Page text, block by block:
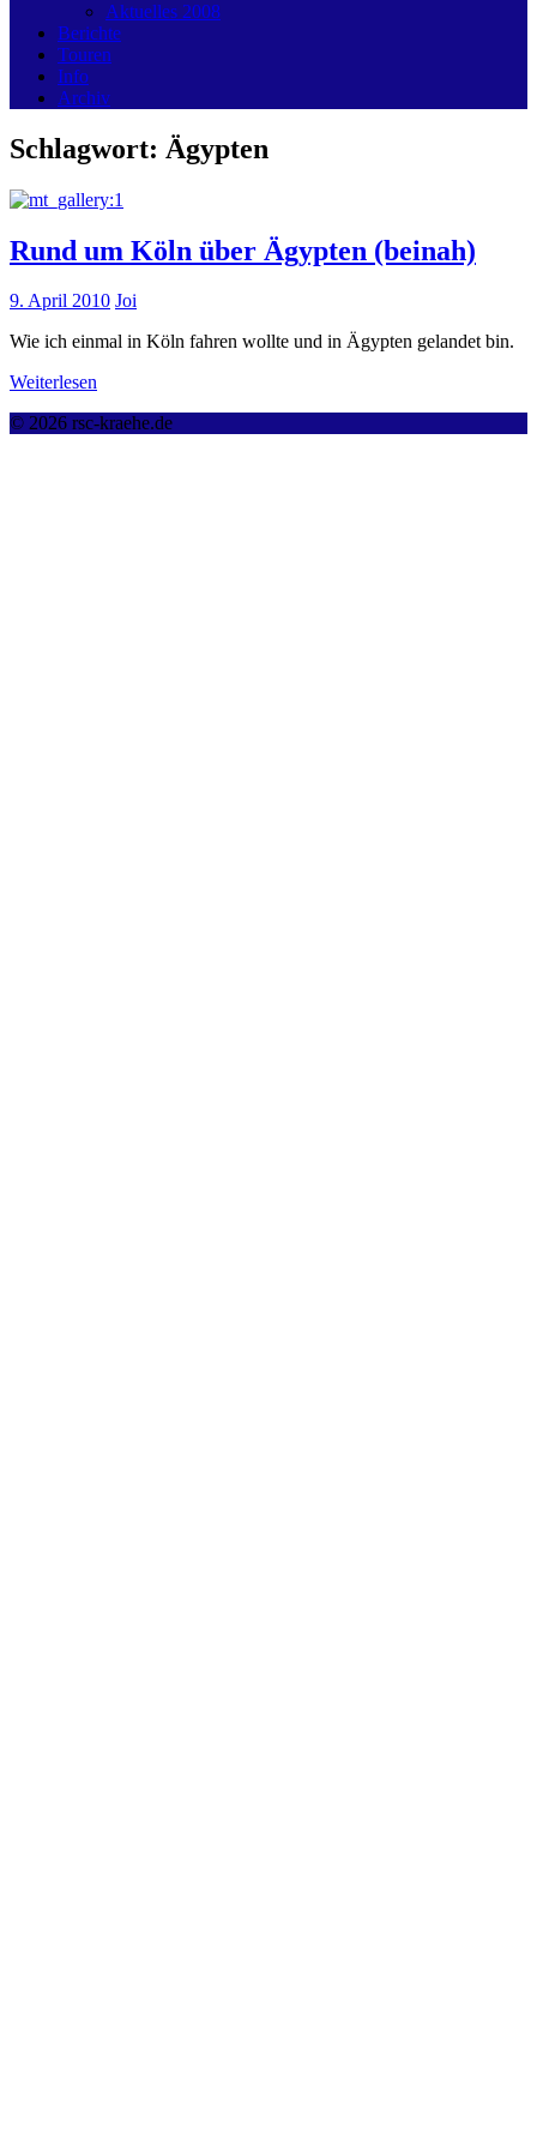
Aktuelles 2008
Berichte
Touren
Info
Archiv
Schlagwort: Ägypten
Rund um Köln über Ägypten (beinah)
9. April 2010 Joi
Wie ich einmal in Köln fahren wollte und in Ägypten gelandet bin.
Weiterlesen
© 2026 rsc-kraehe.de